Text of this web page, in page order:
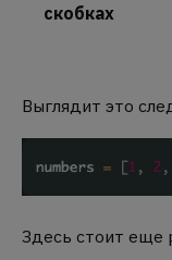
скобках
Выглядит это
Здесь стоит еще